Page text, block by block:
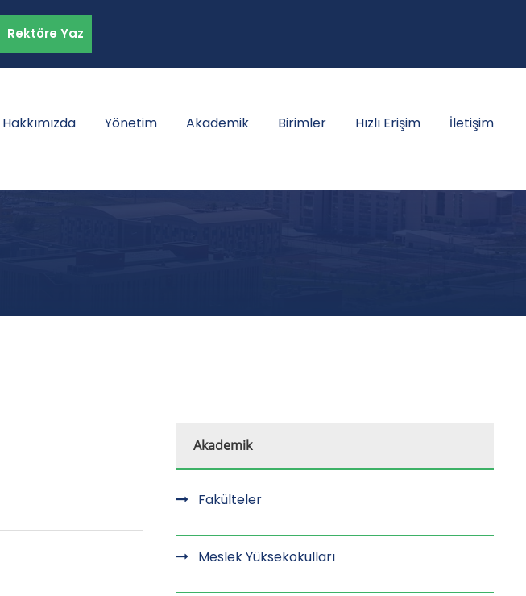
Rektöre Yaz
Hakkımızda Yönetim Akademik Birimler Hızlı Erişim İletişim
Akademik
Fakülteler
Meslek Yüksekokulları